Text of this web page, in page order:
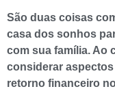
São duas coisas
casa dos sonhos
com sua família. Ao
considerar
retorno financeiro